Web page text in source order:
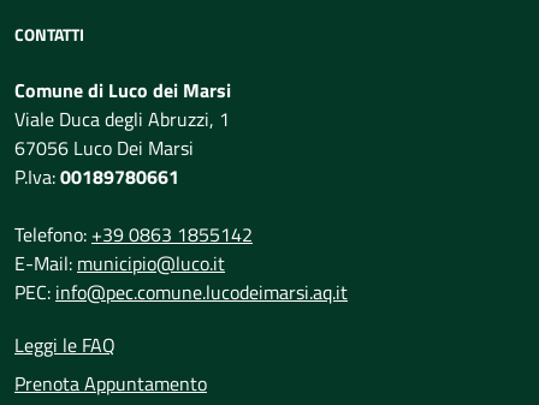
CONTATTI
Comune di Luco dei Marsi
Viale Duca degli Abruzzi, 1
67056 Luco Dei Marsi
P.Iva:00189780661
Telefono: +39 0863 1855142
E-Mail: municipio@luco.it
PEC: info@pec.comune.lucodeimarsi.aq.it
Leggi le FAQ
Prenota Appuntamento